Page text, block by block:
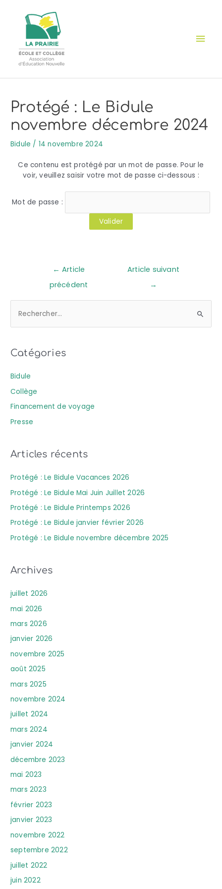
contenu
Protégé : Le Bidule
novembre décembre 2024
Bidule / 14 novembre 2024
Ce contenu est protégé par un mot de passe. Pour le
voir, veuillez saisir votre mot de passe ci-dessous :
Mot de passe :
l’article
← Article
précédent
Article suivant
→
e
h
c
h
e
Catégories
Bidule
Collège
Financement de voyage
Presse
Articles récents
Protégé : Le Bidule Vacances 2026
Protégé : Le Bidule Mai Juin Juillet 2026
Protégé : Le Bidule Printemps 2026
Protégé : Le Bidule janvier février 2026
Protégé : Le Bidule novembre décembre 2025
Archives
juillet 2026
mai 2026
mars 2026
janvier 2026
novembre 2025
août 2025
mars 2025
novembre 2024
juillet 2024
mars 2024
janvier 2024
décembre 2023
mai 2023
mars 2023
février 2023
janvier 2023
novembre 2022
septembre 2022
juillet 2022
juin 2022